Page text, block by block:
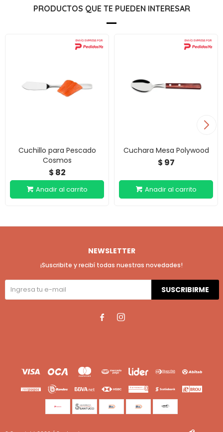
PRODUCTOS QUE TE PUEDEN INTERESAR
Cuchillo para Pescado
Cosmos
$ 82
Cuchara Mesa Polywood
$ 97
NEWSLETTER
¡Suscribite y recibí todas nuestras novedades!
SUSCRIBIRME
 